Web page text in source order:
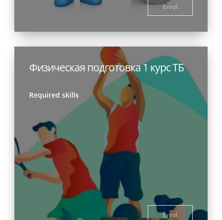
Enrol
Физическая подготовка 1 курс ТБ
Required skills
Enrol